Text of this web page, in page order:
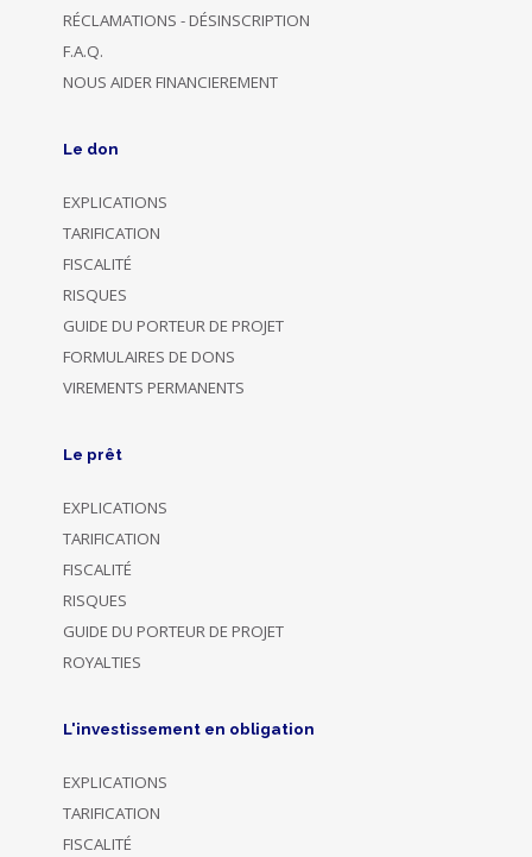
RÉCLAMATIONS - DÉSINSCRIPTION
F.A.Q.
NOUS AIDER FINANCIEREMENT
Le don
EXPLICATIONS
TARIFICATION
FISCALITÉ
RISQUES
GUIDE DU PORTEUR DE PROJET
FORMULAIRES DE DONS
VIREMENTS PERMANENTS
Le prêt
EXPLICATIONS
TARIFICATION
FISCALITÉ
RISQUES
GUIDE DU PORTEUR DE PROJET
ROYALTIES
L'investissement en obligation
EXPLICATIONS
TARIFICATION
FISCALITÉ